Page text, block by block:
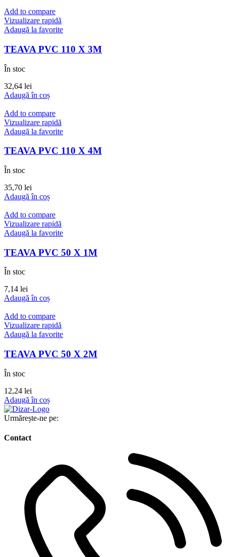
Add to compare
Vizualizare rapidă
Adaugă la favorite
TEAVA PVC 110 X 3M
În stoc
32,64 lei
Adaugă în coș
Add to compare
Vizualizare rapidă
Adaugă la favorite
TEAVA PVC 110 X 4M
În stoc
35,70 lei
Adaugă în coș
Add to compare
Vizualizare rapidă
Adaugă la favorite
TEAVA PVC 50 X 1M
În stoc
7,14 lei
Adaugă în coș
Add to compare
Vizualizare rapidă
Adaugă la favorite
TEAVA PVC 50 X 2M
În stoc
12,24 lei
Adaugă în coș
Urmărește-ne pe:
Contact